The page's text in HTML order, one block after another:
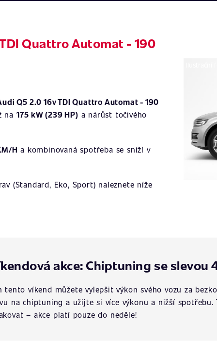
Quattro Automat - 190
Q5 2.0 16v TDI Quattro Automat - 190
na 175 kW (239 HP) a nárůst točivého
H a kombinovaná spotřeba se sníží v
(Standard, Eko, Sport) naleznete níže
akce: Chiptuning se slevou
tento víkend můžete vylepšit výkon svého vozu za
na chiptuning a užijte si více výkonu a nižší spotřebu.
– akce platí pouze do neděle!